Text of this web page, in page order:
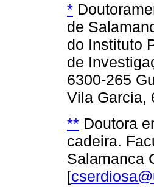
*
de
do Instituto
de
6300-265
Vila Garcia,
** Doutora
cadeira.
Salamanca
[